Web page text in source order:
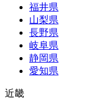
福井県
山梨県
長野県
岐阜県
静岡県
愛知県
近畿